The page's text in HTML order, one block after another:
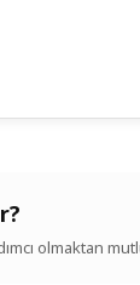
olmaktan